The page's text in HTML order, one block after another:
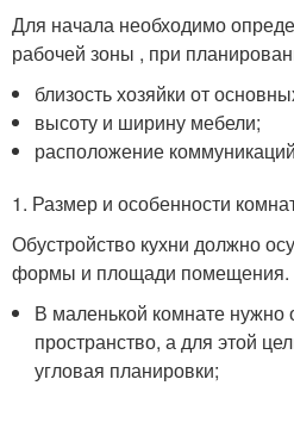
Для начала необходимо
рабочей зоны , при
близость хозяйки от
высоту и ширину мебели;
расположение
1. Размер и особенности
Обустройство кухни должно
формы и площади помещения.
В маленькой комнате нужно
пространство, а для этой
угловая планировки;